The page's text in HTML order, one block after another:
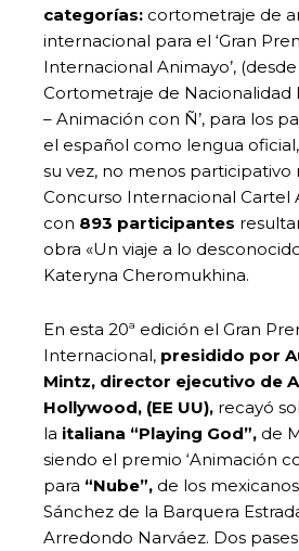
categorías: cortometraje de
internacional para el ‘Gran
Internacional Animayo’, (desde
Cortometraje de Nacionalidad
– Animación con Ñ’, para los
el español como lengua
su vez, no menos participativo
Concurso Internacional Cartel
con 893 participantes
obra «Un viaje a lo
Kateryna Cheromukhina.
En esta 20ª edición el Gran
Internacional, presidido por
Mintz, director ejecutivo de
Hollywood, (EE UU), recayó
la italiana “Playing God”, de
siendo el premio ‘Animación
para “Nube”, de los
Sánchez de la Barquera
Arredondo Narváez. Dos